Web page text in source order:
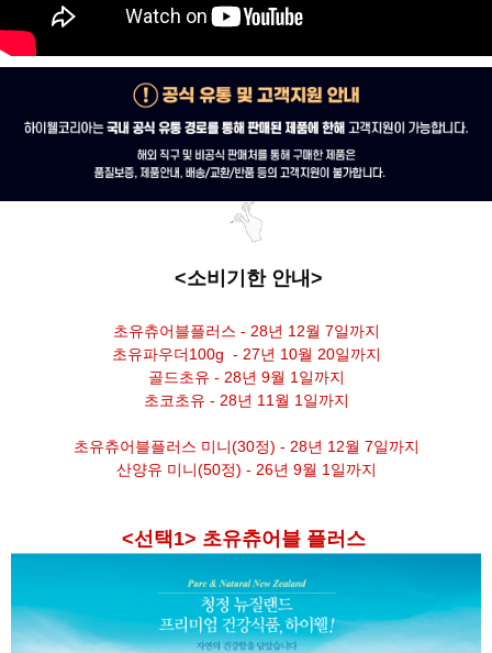
<소비기한 안내>
초유츄어블플러스 - 28년 12월 7일까지
초유파우더100g - 27년 10월 20일까지
골드초유 - 28년 9월 1일까지
초코초유 - 28년 11월 1일까지
초유츄어블플러스 미니(30정) - 28년 12월 7일까지
산양유 미니(50정) - 26년 9월 1일까지
<선택1> 초유츄어블 플러스